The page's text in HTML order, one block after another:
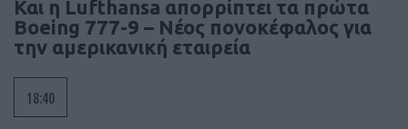
Και η Lufthansa απορρίπτει τα πρώτα
Boeing 777-9 – Νέος πονοκέφαλος για
την αμερικανική εταιρεία
18:40